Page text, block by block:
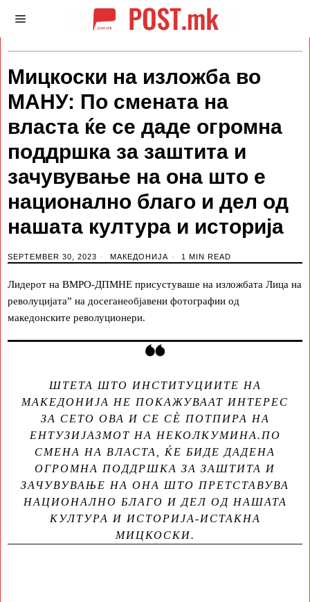
Mицкоски на изложба во
МАНУ: По смената на
власта ќе се даде огромна
поддршка за заштита и
зачувување на она што е
национално благо и дел од
нашата култура и историја
SEPTEMBER 30, 2023 МАКЕДОНИЈА 1 MIN READ
Лидерот на ВМРО-ДПМНЕ присустуваше на изложбата Лица на
револуцијата” на досеганеобјавени фотографии од
македонските револуционери.
ШТЕТА ШТО ИНСТИТУЦИИТЕ НА
МАКЕДОНИЈА НЕ ПОКАЖУВААТ ИНТЕРЕС
ЗА СЕТО ОВА И СЕ СÈ ПОТПИРА НА
ЕНТУЗИЈАЗМОТ НА НЕКОЛКУМИНА.ПО
СМЕНА НА ВЛАСТА, ЌЕ БИДЕ ДАДЕНА
ОГРОМНА ПОДДРШКА ЗА ЗАШТИТА И
ЗАЧУВУВАЊЕ НА ОНА ШТО ПРЕТСТАВУВА
НАЦИОНАЛНО БЛАГО И ДЕЛ ОД НАШАТА
КУЛТУРА И ИСТОРИЈА-ИСТАКНА
МИЦКОСКИ.